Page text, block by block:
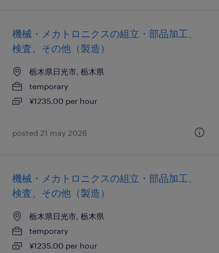
機械・メカトロニクスの組立・部品加工、
検査、その他（製造）
栃木県日光市, 栃木県
temporary
¥1235.00 per hour
posted 21 may 2026
機械・メカトロニクスの組立・部品加工、
検査、その他（製造）
栃木県日光市, 栃木県
temporary
¥1235.00 per hour